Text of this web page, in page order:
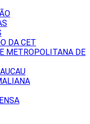
DA CET
METROPOLITANA DE